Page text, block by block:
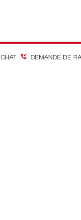
CHAT DEMANDE DE